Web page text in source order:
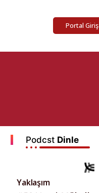
Portal Giriş
Podcst Dinle